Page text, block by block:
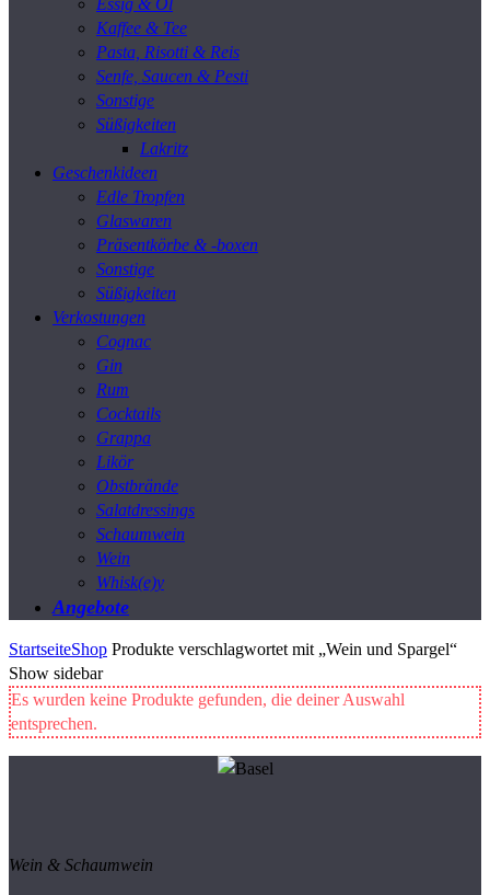
Essig & Öl
Kaffee & Tee
Pasta, Risotti & Reis
Senfe, Saucen & Pesti
Sonstige
Süßigkeiten
Lakritz
Geschenkideen
Edle Tropfen
Glaswaren
Präsentkörbe & -boxen
Sonstige
Süßigkeiten
Verkostungen
Cognac
Gin
Rum
Cocktails
Grappa
Likör
Obstbrände
Salatdressings
Schaumwein
Wein
Whisk(e)y
Angebote
StartseiteShop Produkte verschlagwortet mit „Wein und Spargel“
Show sidebar
Es wurden keine Produkte gefunden, die deiner Auswahl
entsprechen.
Wein & Schaumwein